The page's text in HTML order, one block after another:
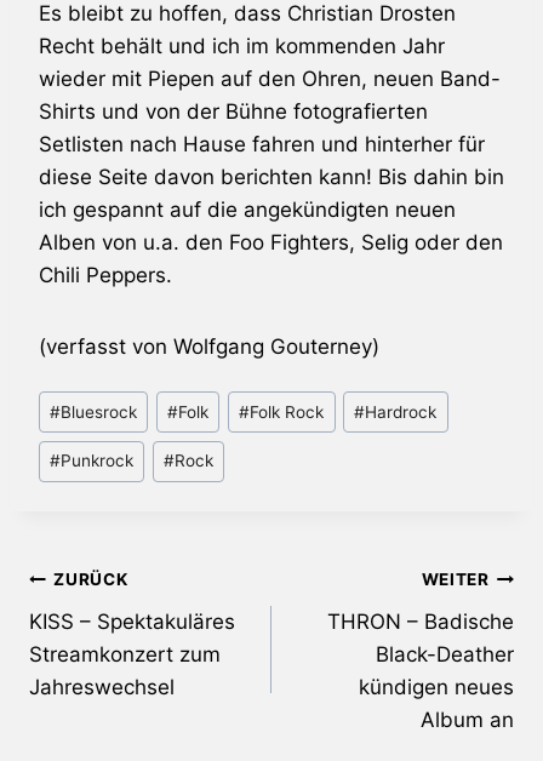
Es bleibt zu hoffen, dass Christian Drosten
Recht behält und ich im kommenden Jahr
wieder mit Piepen auf den Ohren, neuen Band-
Shirts und von der Bühne fotografierten
Setlisten nach Hause fahren und hinterher für
diese Seite davon berichten kann! Bis dahin bin
ich gespannt auf die angekündigten neuen
Alben von u.a. den Foo Fighters, Selig oder den
Chili Peppers.
(verfasst von Wolfgang Gouterney)
Schlagworte:
#Bluesrock #Folk #Folk Rock #Hardrock
#Punkrock #Rock
Beitragsnavigation
ZURÜCK
KISS – Spektakuläres
Streamkonzert zum
Jahreswechsel
WEITER
THRON – Badische
Black-Deather
kündigen neues
Album an